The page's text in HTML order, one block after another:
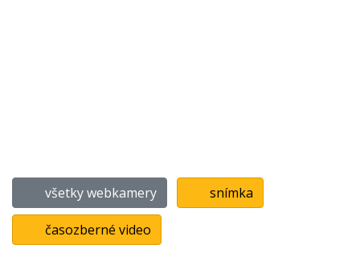
všetky webkamery snímka
časozberné video